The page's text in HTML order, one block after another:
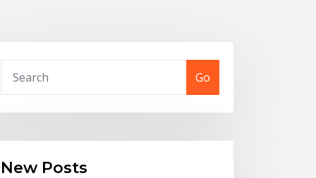
Go
New Posts